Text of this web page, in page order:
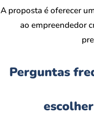
A proposta é oferecer
ao empreendedor
Perguntas